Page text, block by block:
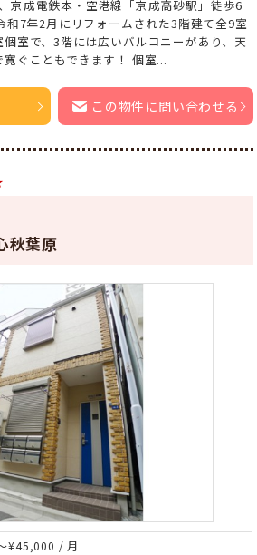
京成電鉄本・空港線「京成高砂駅」徒歩6
和7年2月にリフォームされた3階建て全9室
室で、3階には広いバルコニーがあり、天
ぐこともできます！ 個室...
この物件に問い合わせる
秋葉原
¥45,000 / 月